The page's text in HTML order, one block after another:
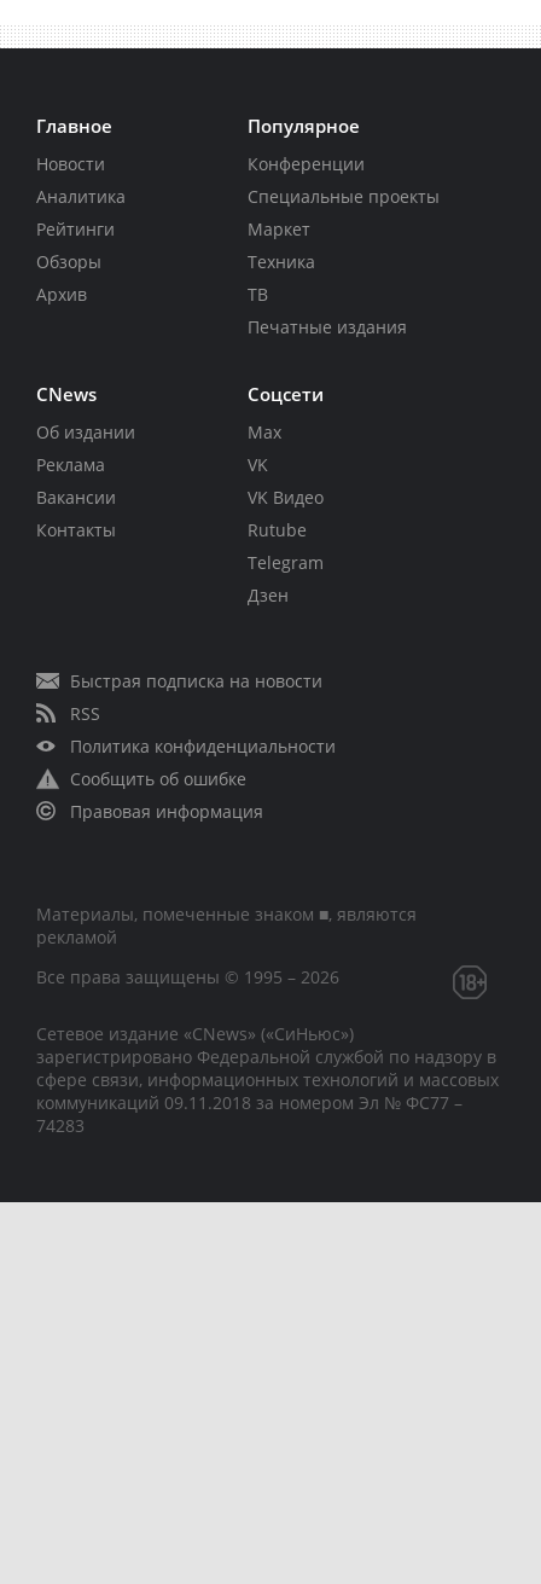
Главное
Новости
Аналитика
Рейтинги
Обзоры
Архив
Популярное
Конференции
Специальные проекты
Маркет
Техника
ТВ
Печатные издания
CNews
Об издании
Реклама
Вакансии
Контакты
Соцсети
Max
VK
VK Видео
Rutube
Telegram
Дзен
Быстрая подписка на новости
RSS
Политика конфиденциальности
Сообщить об ошибке
Правовая информация
Материалы, помеченные знаком ■, являются
рекламой
Все права защищены © 1995 – 2026
Сетевое издание «CNews» («СиНьюс»)
зарегистрировано Федеральной службой по надзору в
сфере связи, информационных технологий и массовых
коммуникаций 09.11.2018 за номером Эл № ФС77 –
74283